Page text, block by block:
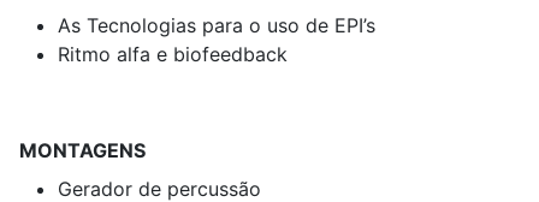
As Tecnologias para o uso de EPI’s
Ritmo alfa e biofeedback
MONTAGENS
Gerador de percussão